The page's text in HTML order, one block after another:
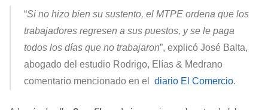
“Si no hizo bien su sustento, el MTPE ordena que los
trabajadores regresen a sus puestos, y se le paga
todos los días que no trabajaron”, explicó José Balta,
abogado del estudio Rodrigo, Elías & Medrano
comentario mencionado en el
diario El Comercio.